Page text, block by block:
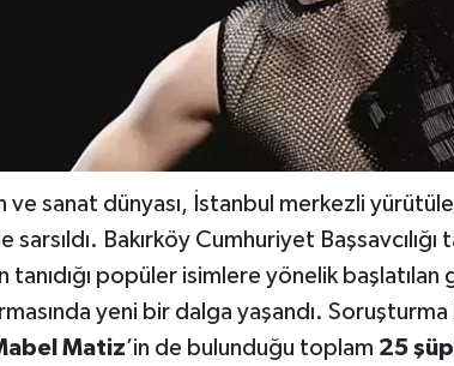
ve sanat dünyası, İstanbul merkezli
sarsıldı. Bakırköy Cumhuriyet
tanıdığı popüler isimlere yönelik başlatılan
yeni bir dalga yaşandı. Soruşturma
Matiz’in de bulunduğu toplam 25